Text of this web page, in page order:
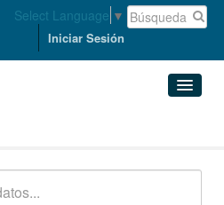
Select Language ▼
Iniciar Sesión